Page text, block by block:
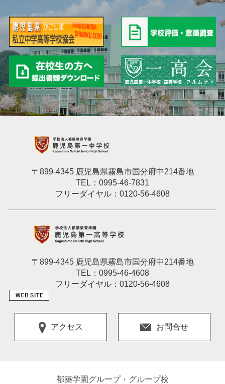
〒899-4345 鹿児島県霧島市国分府中214番地
TEL：0995-46-7831
フリーダイヤル：0120-56-4608
〒899-4345 鹿児島県霧島市国分府中214番地
TEL：0995-46-4608
フリーダイヤル：0120-56-4608
アクセス お問合せ
都築学園グループ・グループ校